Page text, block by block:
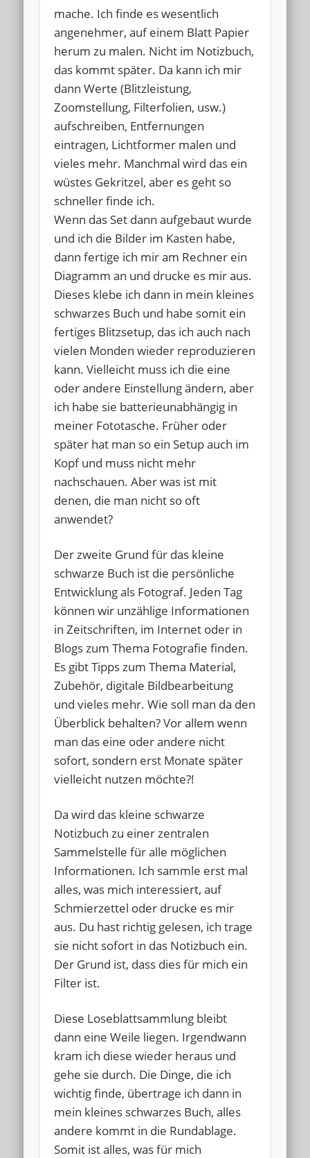
mache. Ich finde es wesentlich
angenehmer, auf einem Blatt Papier
herum zu malen. Nicht im Notizbuch,
das kommt später. Da kann ich mir
dann Werte (Blitzleistung,
Zoomstellung, Filterfolien, usw.)
aufschreiben, Entfernungen
eintragen, Lichtformer malen und
vieles mehr. Manchmal wird das ein
wüstes Gekritzel, aber es geht so
schneller finde ich.
Wenn das Set dann aufgebaut wurde
und ich die Bilder im Kasten habe,
dann fertige ich mir am Rechner ein
Diagramm an und drucke es mir aus.
Dieses klebe ich dann in mein kleines
schwarzes Buch und habe somit ein
fertiges Blitzsetup, das ich auch nach
vielen Monden wieder reproduzieren
kann. Vielleicht muss ich die eine
oder andere Einstellung ändern, aber
ich habe sie batterieunabhängig in
meiner Fototasche. Früher oder
später hat man so ein Setup auch im
Kopf und muss nicht mehr
nachschauen. Aber was ist mit
denen, die man nicht so oft
anwendet?
Der zweite Grund für das kleine
schwarze Buch ist die persönliche
Entwicklung als Fotograf. Jeden Tag
können wir unzählige Informationen
in Zeitschriften, im Internet oder in
Blogs zum Thema Fotografie finden.
Es gibt Tipps zum Thema Material,
Zubehör, digitale Bildbearbeitung
und vieles mehr. Wie soll man da den
Überblick behalten? Vor allem wenn
man das eine oder andere nicht
sofort, sondern erst Monate später
vielleicht nutzen möchte?!
Da wird das kleine schwarze
Notizbuch zu einer zentralen
Sammelstelle für alle möglichen
Informationen. Ich sammle erst mal
alles, was mich interessiert, auf
Schmierzettel oder drucke es mir
aus. Du hast richtig gelesen, ich trage
sie nicht sofort in das Notizbuch ein.
Der Grund ist, dass dies für mich ein
Filter ist.
Diese Loseblattsammlung bleibt
dann eine Weile liegen. Irgendwann
kram ich diese wieder heraus und
gehe sie durch. Die Dinge, die ich
wichtig finde, übertrage ich dann in
mein kleines schwarzes Buch, alles
andere kommt in die Rundablage.
Somit ist alles, was für mich